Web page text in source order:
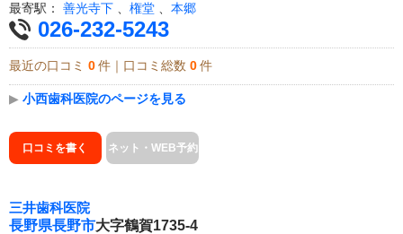
最寄駅： 善光寺下 権堂 本郷
026-232-5243
最近の口コミ 0 件｜口コミ総数 0 件
▶ 小西歯科医院のページを見る
口コミを書く ネット・WEB予約
三井歯科医院
長野県長野市大字鶴賀1735-4